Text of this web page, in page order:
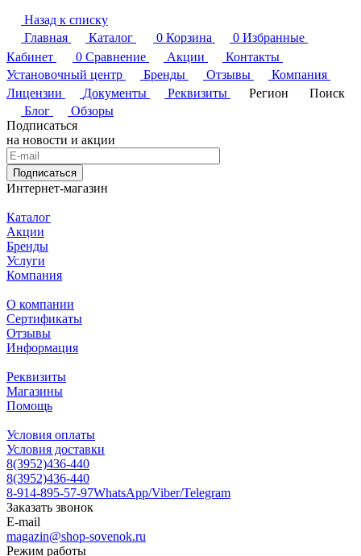
Назад к списку
Главная
Каталог 0 Корзина 0 Избранные
Кабинет
0 Сравнение Акции
Контакты
Установочный центр
Бренды Отзывы
Компания
Лицензии
Документы Реквизиты Регион
Поиск
Блог
Обзоры
Подписаться
на новости и акции
Подписаться
Интернет-магазин
Каталог
Акции
Бренды
Услуги
Компания
О компании
Сертификаты
Отзывы
Информация
Реквизиты
Магазины
Помощь
Условия оплаты
Условия доставки
8(3952)436-440
8(3952)436-440
8-914-895-57-97WhatsApp/Viber/Telegram
Заказать звонок
E-mail
magazin@shop-sovenok.ru
Режим работы